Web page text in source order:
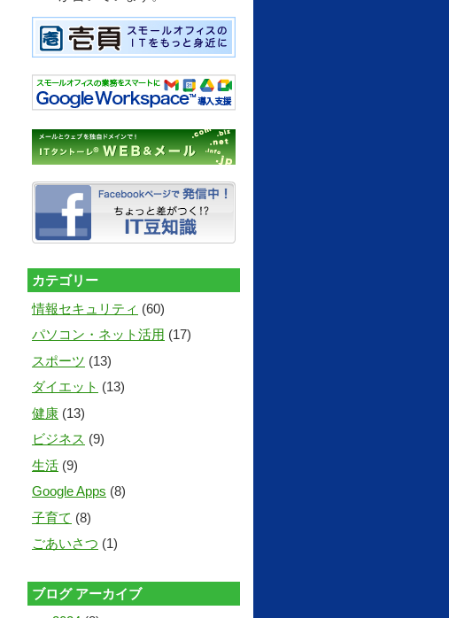
カテゴリー
情報セキュリティ (60)
パソコン・ネット活用 (17)
スポーツ (13)
ダイエット (13)
健康 (13)
ビジネス (9)
生活 (9)
Google Apps (8)
子育て (8)
ごあいさつ (1)
ブログ アーカイブ